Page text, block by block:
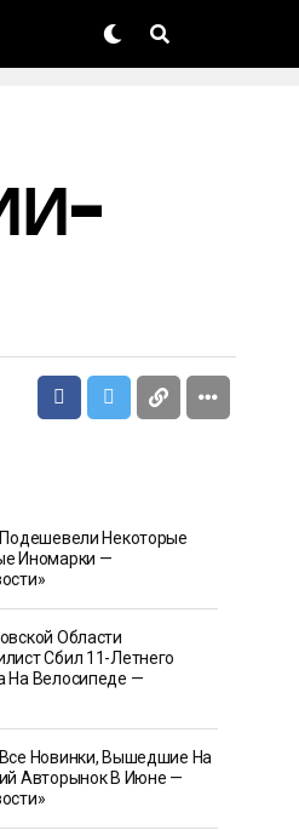
Некоторые
Иномарки —
Области
Сбил 11-Летнего
На Велосипеде —
Новинки, Вышедшие На
Авторынок В Июне —